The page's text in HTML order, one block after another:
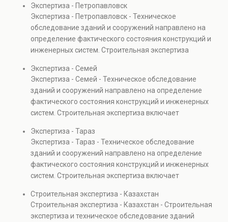
элементов и оценку эксплуатационной безопасности.
Услуга востребована при покупке недвижимости,
капитальном ремонте и реконструкции объектов, а
также при судебных разбирательствах и технических
проверках.
Экспертиза - Петропавловск
Экспертиза - Петропавловск - Техническое
обследование зданий и сооружений направлено на
определение фактического состояния конструкций и
инженерных систем. Строительная экспертиза
прочности элементов и оценку эксплуатационной
безопасности. Услуга востребована при покупке
недвижимости, капитальном ремонте и реконструкции
объектов, а также при судебных разбирательствах и
технических проверках.
Экспертиза - Семей
Экспертиза - Семей - Техническое обследование
зданий и сооружений направлено на определение
фактического состояния конструкций и инженерных
систем. Строительная экспертиза включает
элементов и оценку эксплуатационной безопасности.
Услуга востребована при покупке недвижимости,
капитальном ремонте и реконструкции объектов, а
также при судебных разбирательствах и технических
проверках.
Экспертиза - Тараз
Экспертиза - Тараз - Техническое обследование
зданий и сооружений направлено на определение
фактического состояния конструкций и инженерных
систем. Строительная экспертиза включает
элементов и оценку эксплуатационной безопасности.
Услуга востребована при покупке недвижимости,
Строительная экспертиза - Казахстан
Строительная экспертиза - Казахстан - Строительная
экспертиза и техническое обследование зданий